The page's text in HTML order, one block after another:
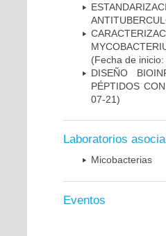
(Fecha de
DISEÑO
PÉPTIDOS
07-21)
Laboratorios
Micobacterias
Eventos